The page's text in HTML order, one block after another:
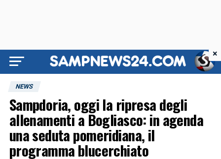
NEWS
Sampdoria, oggi la ripresa degli
allenamenti a Bogliasco: in agenda
una seduta pomeridiana, il
programma blucerchiato
×